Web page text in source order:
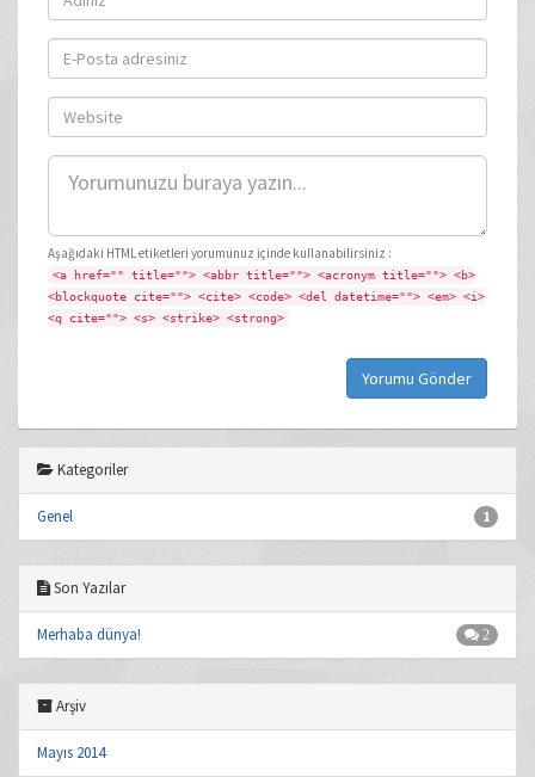
Posta
Website
Yorumunuz;
Aşağıdaki HTML etiketleri yorumunuz içinde kullanabilirsiniz :
<a href="" title=""> <abbr title=""> <acronym title=""> <b>
<blockquote cite=""> <cite> <code> <del datetime=""> <em> <i>
<q cite=""> <s> <strike> <strong>
Kategoriler
Genel 1
Son Yazılar
Merhaba dünya! 2
Arşiv
Mayıs 2014